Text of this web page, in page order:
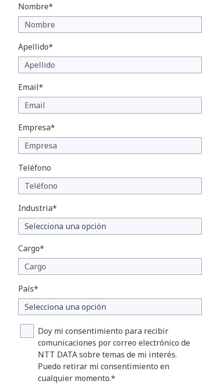
Nombre*
Apellido*
Email*
Empresa*
Teléfono
Industria*
Cargo*
País*
Doy mi consentimiento para recibir
comunicaciones por correo electrónico de
NTT DATA sobre temas de mi interés.
Puedo retirar mi consentimiento en
cualquier momento.*